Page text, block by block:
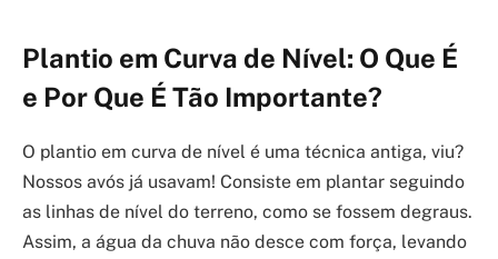
Plantio em Curva de Nível: O Que É
e Por Que É Tão Importante?
O plantio em curva de nível é uma técnica antiga, viu?
Nossos avós já usavam! Consiste em plantar seguindo
as linhas de nível do terreno, como se fossem degraus.
Assim, a água da chuva não desce com força, levando